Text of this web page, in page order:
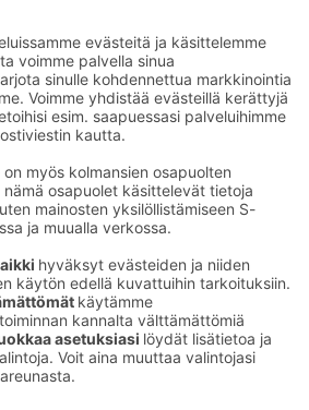
›
Sokos Hotels uutiskirje
Tilaa uutiskirje
Saat Sokos Hotellien uusimmat
edut ja uutiset sähköpostiisi
kuukausittain.
Sokos Hotels somessa
Sokos Hotels
Facebookissa
Sokos Hotels
Sokos
Hotels
Sokos
Hotels